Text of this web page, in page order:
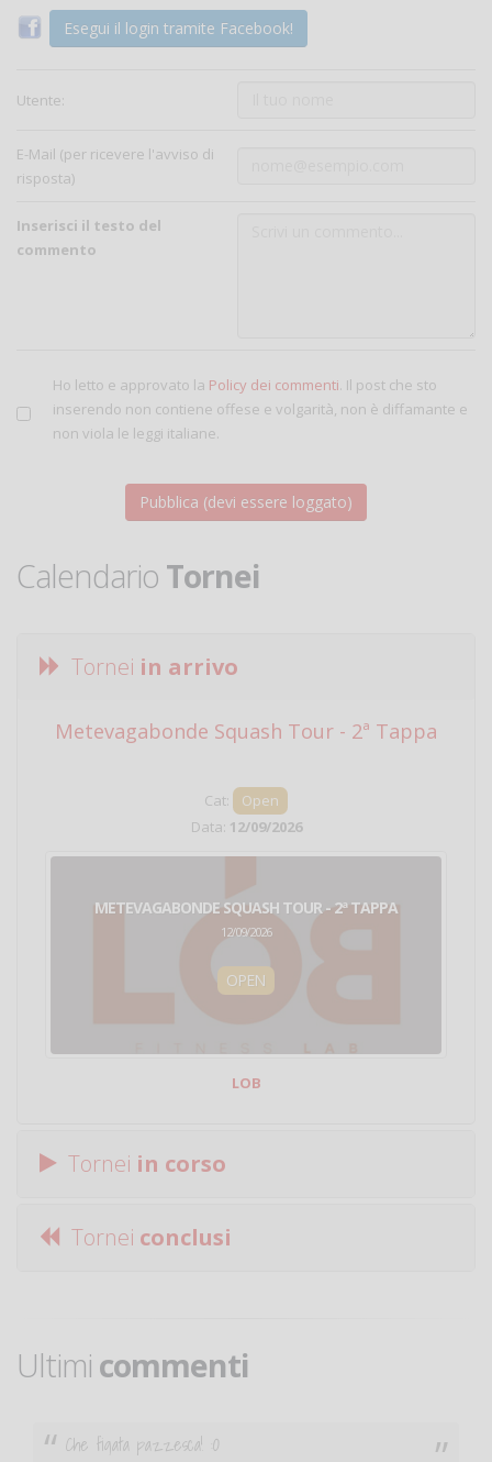
Esegui il login tramite Facebook!
Utente:
E-Mail (per ricevere l'avviso di
risposta)
Inserisci il testo del
commento
Ho letto e approvato la Policy dei commenti. Il post che sto
inserendo non contiene offese e volgarità, non è diffamante e
non viola le leggi italiane.
Calendario Tornei
Tornei in arrivo
Metevagabonde Squash Tour - 2ª Tappa
Cat:
Open
Data: 12/09/2026
METEVAGABONDE SQUASH TOUR - 2ª TAPPA
12/09/2026
OPEN
LOB
Tornei in corso
Tornei conclusi
Ultimi commenti
Ciao. Sono a Treviglio da poco e vorrei tornare a